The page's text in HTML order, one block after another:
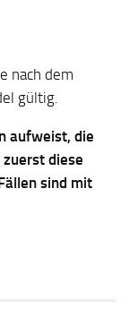
nach dem
gültig.
aufweist, die
diese
sind mit